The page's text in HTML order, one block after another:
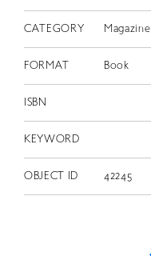
CATEGORY Magazine
FORMAT Book
ISBN
KEYWORD
OBJECT ID 42245